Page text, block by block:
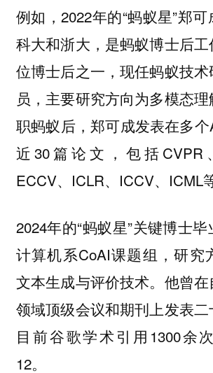
例如，2022年的“蚂蚁星”郑
科大和浙大，是蚂蚁博士后
位博士后之一，现任蚂蚁技
员，主要研究方向为多模态
职蚂蚁后，郑可成发表在多
近30篇论文，包括CVPR
ECCV、ICLR、ICCV、ICML等
2024年的“蚂蚁星”关键博士
计算机系CoAI课题组，研究
文本生成与评价技术。他曾
领域顶级会议和期刊上发表二
目前谷歌学术引用1300余
12。